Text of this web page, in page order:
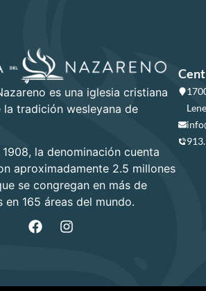
es una iglesia cristiana
tradición wesleyana de
la denominación cuenta
aproximadamente 2.5 millones
se congregan en más de
en 165 áreas del mundo.